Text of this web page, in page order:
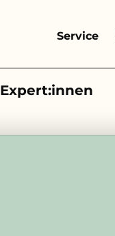
Service
Expert:innen